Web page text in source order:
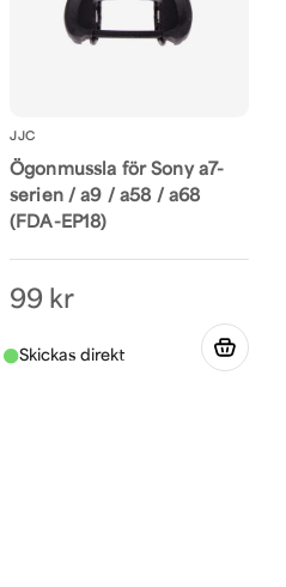
JJC
Ögonmussla för Sony a7-
serien / a9 / a58 / a68
(FDA-EP18)
99 kr